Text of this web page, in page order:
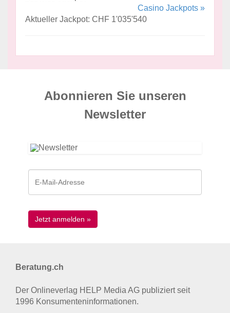
Casino Jackpots »
Aktueller Jackpot: CHF 1'035'540
Abonnieren Sie unseren
News­letter
Beratung.ch
Der Onlineverlag HELP Media AG publiziert seit
1996 Konsumenten­informationen.